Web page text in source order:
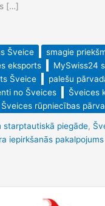
[…]
Šveice
smagie
eksports
MySwiss24
Šveice
palešu
no Šveices
Šveices
Šveices rūpniecības
starptautiskā piegāde,
iepirkšanās pakalpojums